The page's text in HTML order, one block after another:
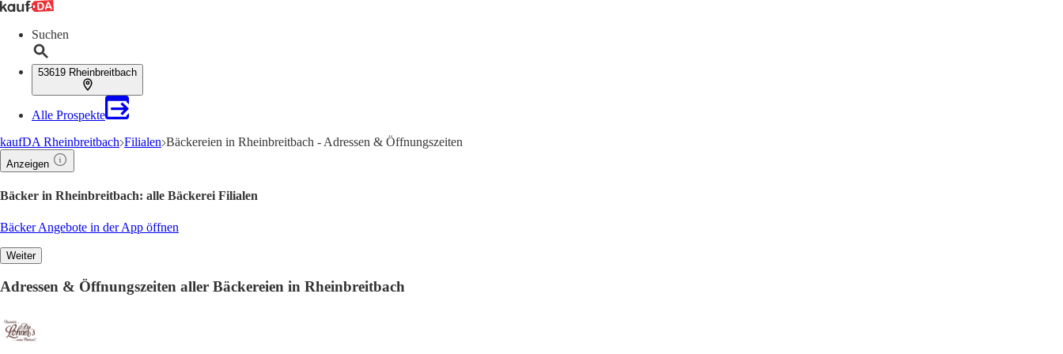
Suchen
53619 Rheinbreitbach
Alle Prospekte
kaufDA Rheinbreitbach Filialen Bäckereien in Rheinbreitbach - Adressen & Öffnungszeiten
Anzeigen
Bäcker in Rheinbreitbach: alle Bäckerei Filialen
Bäcker Angebote in der App öffnen
Weiter
Adressen & Öffnungszeiten aller Bäckereien in Rheinbreitbach